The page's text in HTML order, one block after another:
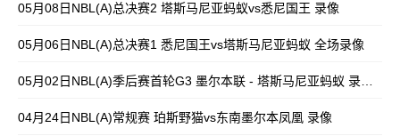
05月08日NBL(A)总决赛2 塔斯马尼亚蚂蚁vs悉尼国王 录像
05月06日NBL(A)总决赛1 悉尼国王vs塔斯马尼亚蚂蚁 全场录像
05月02日NBL(A)季后赛首轮G3 墨尔本联 - 塔斯马尼亚蚂蚁 录像集锦
04月24日NBL(A)常规赛 珀斯野猫vs东南墨尔本凤凰 录像